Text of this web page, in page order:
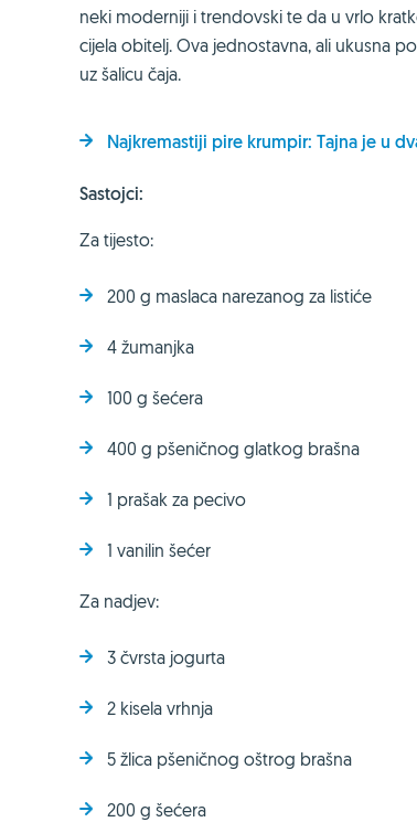
neki moderniji i trendovski te da u vrlo
cijela obitelj. Ova jednostavna, ali ukusna
uz šalicu čaja.
Najkremastiji pire krumpir: Tajna je u
Sastojci:
Za tijesto:
200 g maslaca narezanog za listiće
4 žumanjka
100 g šećera
400 g pšeničnog glatkog brašna
1 prašak za pecivo
1 vanilin šećer
Za nadjev:
3 čvrsta jogurta
2 kisela vrhnja
5 žlica pšeničnog oštrog brašna
200 g šećera